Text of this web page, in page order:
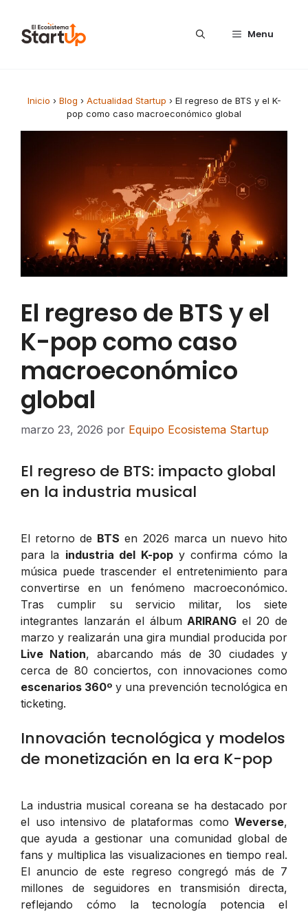
Menu
Inicio › Blog › Actualidad Startup › El regreso de BTS y el K-
pop como caso macroeconómico global
El regreso de BTS y el
K-pop como caso
macroeconómico
global
marzo 23, 2026 por Equipo Ecosistema Startup
El regreso de BTS: impacto global
en la industria musical
El retorno de BTS en 2026 marca un nuevo hito
para la industria del K-popy confirma cómo la
música puede trascender el entretenimiento para
convertirse en un fenómeno macroeconómico.
Tras cumplir su servicio militar, los siete
integrantes lanzarán el álbum ARIRANG el 20 de
marzo y realizarán una gira mundial producida por
Live Nation, abarcando más de 30 ciudades y
cerca de 80 conciertos, con innovaciones como
escenarios 360º y una prevención tecnológica en
ticketing.
Innovación tecnológica y modelos
de monetización en la era K-pop
La industria musical coreana se ha destacado por
el uso intensivo de plataformas como Weverse,
que ayuda a gestionar una comunidad global de
fans y multiplica las visualizaciones en tiempo real.
El anuncio de este regreso congregó más de 7
millones de seguidores en transmisión directa,
reflejando cómo la tecnología potencia el